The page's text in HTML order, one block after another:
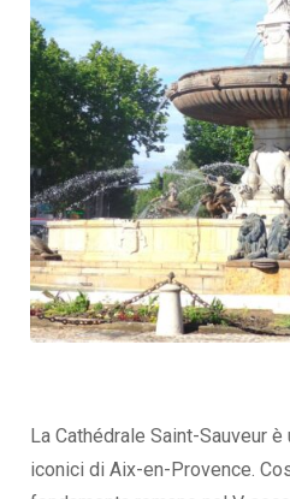
La Cathédrale Saint-Sauveur
iconici di Aix-en-Provence.